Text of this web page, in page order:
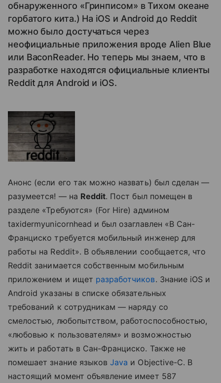
обнаруженного «Гринписом» в Тихом океане
горбатого кита.) На iOS и Android до Reddit
можно было достучаться через
неофициальные приложения вроде Alien Blue
или BaconReader. Но теперь мы знаем, что в
разработке находятся официальные клиенты
Reddit для Android и iOS.
Анонс (если его так можно назвать) был сделан —
разумеется! — на Reddit. Пост был помещен в
разделе «Требуются» (For Hire) админом
taxidermyunicornhead и был озаглавлен «В Сан-
Франциско требуется мобильный инженер для
работы на Reddit». В объявлении сообщается, что
Reddit занимается собственным мобильным
приложением и ищет разработчиков. Знание iOS и
Android указаны в списке обязательных
требований к сотрудникам — наряду со
смелостью, любопытством, работоспособностью,
«любовью к пользователям» и возможностью
жить и работать в Сан-Франциско. Также не
помешает знание языковJava и Objective-C. В
настоящий момент объявление имеет 587